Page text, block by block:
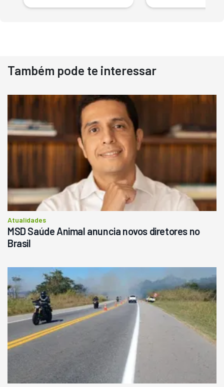
Também pode te interessar
Atualidades
MSD Saúde Animal anuncia novos diretores no
Brasil